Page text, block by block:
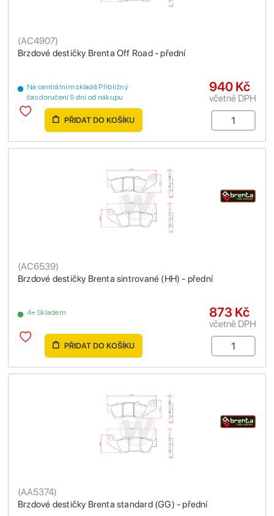
Brzdové destičky Brenta Off Road - přední
(AC4907)
Na centrálním skladě Přibližný
čas doručení 9 dní od nákupu
940 Kč
včetně DPH
PŘIDAT DO KOŠÍKU
Brzdové destičky Brenta sintrované (HH) - přední
(AC6539)
4+ Skladem 873 Kč
včetně DPH
PŘIDAT DO KOŠÍKU
Brzdové destičky Brenta standard (GG) - přední
(AA5374)